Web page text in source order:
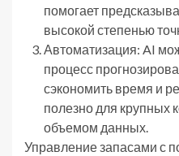
помогает
высокой степенью
Автоматизация: AI
процесс
сэкономить время и
полезно для крупных
объемом данных.
Управление запасами с